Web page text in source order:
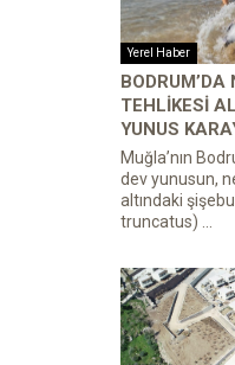
Yerel Haber
BODRUM’DA
TEHLIKESI
YUNUS
Muğla’nın
dev yunusun,
altındaki
truncatus) ...